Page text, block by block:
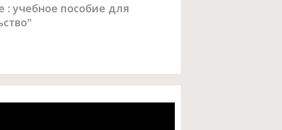
учебное пособие для